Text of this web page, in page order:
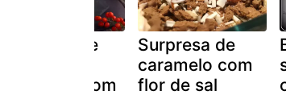
de
com
Surpresa de
caramelo com
flor de sal